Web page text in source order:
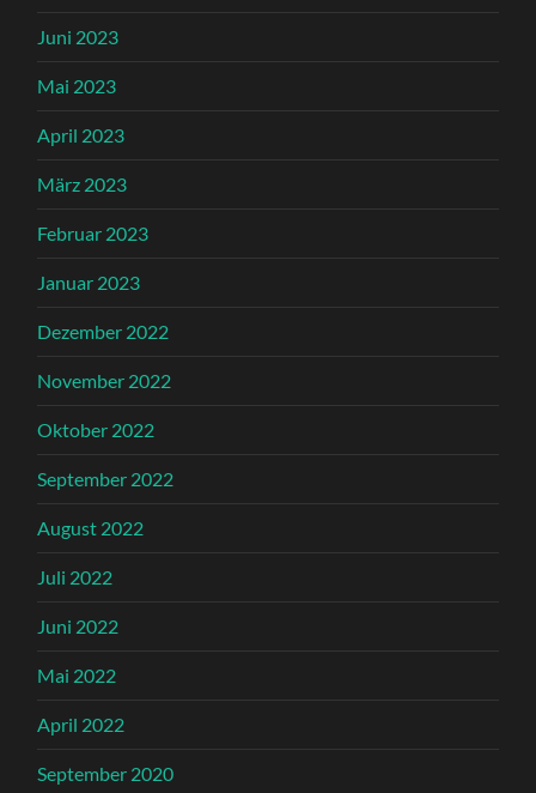
Juni 2023
Mai 2023
April 2023
März 2023
Februar 2023
Januar 2023
Dezember 2022
November 2022
Oktober 2022
September 2022
August 2022
Juli 2022
Juni 2022
Mai 2022
April 2022
September 2020